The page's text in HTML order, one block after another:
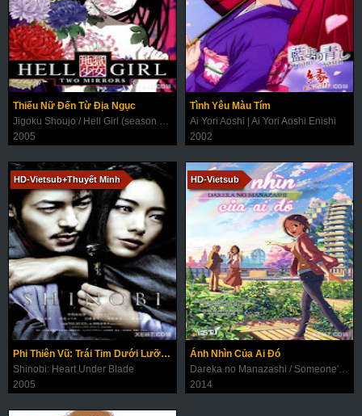
Thiếu Nữ Đến Từ Địa Ngục
Jigoku Shoujo / Hell Girl (season 1+2+3)
2005
Tình Yêu Màu Tím
Ai Yori Aoshi | Ai Yori Aoshi Enishi
2002
HD-Vietsub+Thuyết Minh
Phi Thiên Vũ: Trái Tim Dưới Lưỡi Kiếm
Shinobi: Heart Under Blade
2005
HD-Vietsub
Ánh Nhìn Của Ai Đó
Dareka no Manazashi / Someone's Gaze
2014